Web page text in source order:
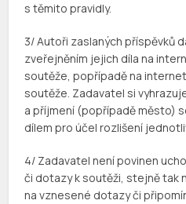
s těmito pravidly.
3/ Autoři zaslaných příspěvků
zveřejněním jejich díla na
soutěže, popřípadě na
soutěže. Zadavatel si
a příjmení (popřípadě město)
dílem pro účel rozlišení
4/ Zadavatel není povinen
či dotazy k soutěži, stejně tak
na vznesené dotazy či